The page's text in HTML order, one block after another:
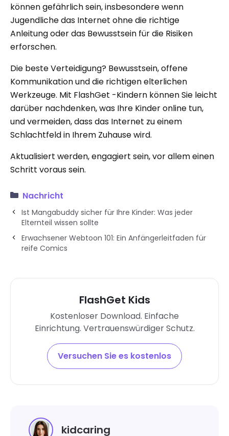
können gefährlich sein, insbesondere wenn
Jugendliche das Internet ohne die richtige
Anleitung oder das Bewusstsein für die Risiken
erforschen.
Die beste Verteidigung? Bewusstsein, offene
Kommunikation und die richtigen elterlichen
Werkzeuge. Mit FlashGet -Kindern können Sie leicht
darüber nachdenken, was Ihre Kinder online tun,
und vermeiden, dass das Internet zu einem
Schlachtfeld in Ihrem Zuhause wird.
Aktualisiert werden, engagiert sein, vor allem einen
Schritt voraus sein.
Nachricht
Ist Mangabuddy sicher für Ihre Kinder: Was jeder
Elternteil wissen sollte
Erwachsener Webtoon 101: Ein Anfängerleitfaden für
reife Comics
FlashGet Kids
Kostenloser Download. Einfache
Einrichtung. Vertrauenswürdiger Schutz.
Versuchen Sie es kostenlos
kidcaring